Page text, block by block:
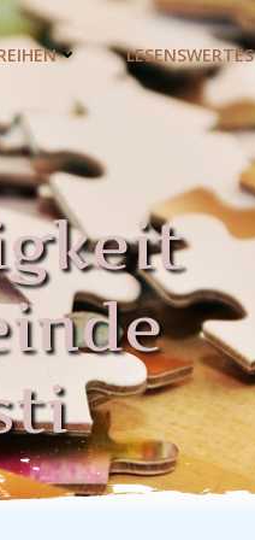
LESENSWERTES